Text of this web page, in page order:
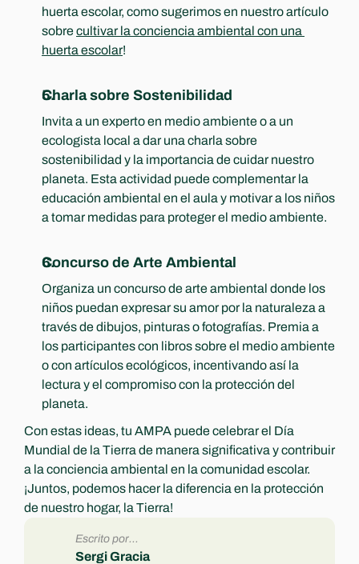
huerta escolar, como sugerimos en nuestro artículo
sobre cultivar la conciencia ambiental con una
huerta escolar!
Charla sobre Sostenibilidad
Invita a un experto en medio ambiente o a un
ecologista local a dar una charla sobre
sostenibilidad y la importancia de cuidar nuestro
planeta. Esta actividad puede complementar la
educación ambiental en el aula y motivar a los niños
a tomar medidas para proteger el medio ambiente.
Concurso de Arte Ambiental
Organiza un concurso de arte ambiental donde los
niños puedan expresar su amor por la naturaleza a
través de dibujos, pinturas o fotografías. Premia a
los participantes con libros sobre el medio ambiente
o con artículos ecológicos, incentivando así la
lectura y el compromiso con la protección del
planeta.
Con estas ideas, tu AMPA puede celebrar el Día
Mundial de la Tierra de manera significativa y contribuir
a la conciencia ambiental en la comunidad escolar.
¡Juntos, podemos hacer la diferencia en la protección
de nuestro hogar, la Tierra!
Escrito por...
Sergi Gracia